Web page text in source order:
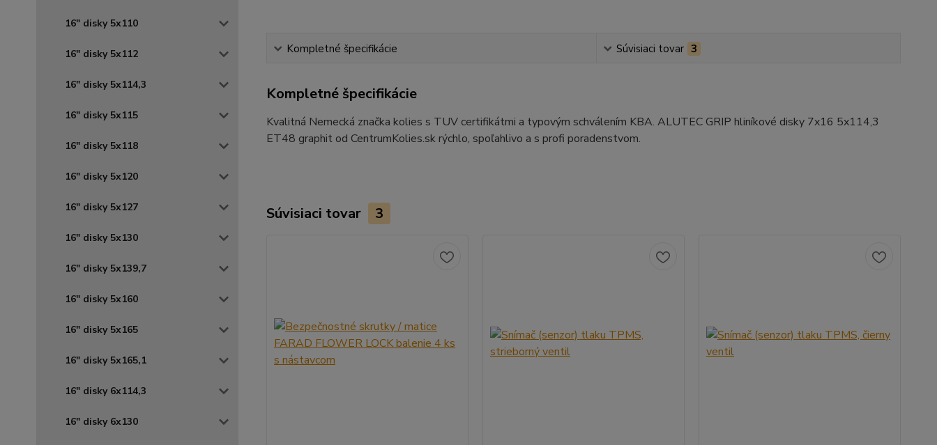
16" disky 5x110
16" disky 5x112
16" disky 5x114,3
16" disky 5x115
16" disky 5x118
16" disky 5x120
16" disky 5x127
16" disky 5x130
16" disky 5x139,7
16" disky 5x160
16" disky 5x165
16" disky 5x165,1
16" disky 6x114,3
16" disky 6x130
Kompletné špecifikácie Súvisiaci tovar 3
Kompletné špecifikácie
Kvalitná Nemecká značka kolies s TUV certifikátmi a typovým schválením KBA. ALUTEC GRIP hliníkové disky 7x16 5x114,3
ET48 graphit od CentrumKolies.sk rýchlo, spoľahlivo a s profi poradenstvom.
Súvisiaci tovar 3